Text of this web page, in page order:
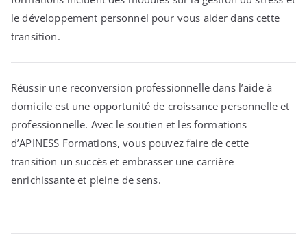
le développement personnel pour vous aider dans cette
transition.
Réussir une reconversion professionnelle dans l’aide à
domicile est une opportunité de croissance personnelle et
professionnelle. Avec le soutien et les formations
d’APINESS Formations, vous pouvez faire de cette
transition un succès et embrasser une carrière
enrichissante et pleine de sens.